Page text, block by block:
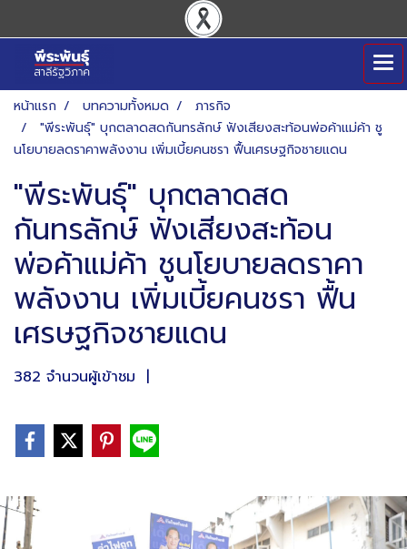
หน้าแรก บทความทั้งหมด
ภารกิจ
"พีระพันธุ์" บุกตลาดสดกันทรลักษ์ ฟังเสียงสะท้อนพ่อค้าแม่ค้า ชู
นโยบายลดราคาพลังงาน เพิ่มเบี้ยคนชรา ฟื้นเศรษฐกิจชายแดน
"พีระพันธุ์" บุกตลาดสด
กันทรลักษ์ ฟังเสียงสะท้อน
พ่อค้าแม่ค้า ชูนโยบายลดราคา
พลังงาน เพิ่มเบี้ยคนชรา ฟื้น
เศรษฐกิจชายแดน
382 จำนวนผู้เข้าชม |